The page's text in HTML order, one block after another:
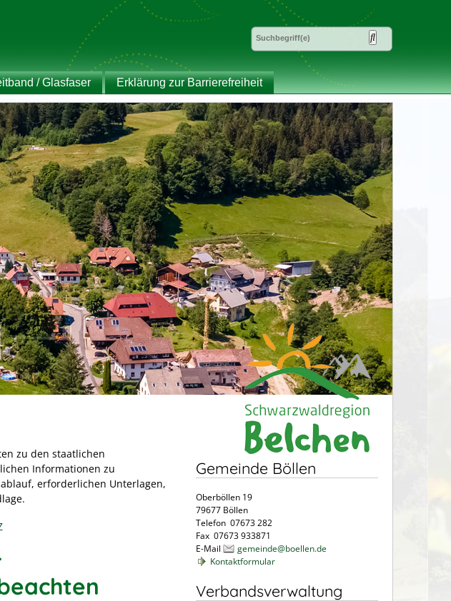
/ Glasfaser Erklärung zur Barrierefreiheit
zu den staatlichen
Informationen zu
erforderlichen Unterlagen,
Gemeinde Böllen
Oberböllen 19
79677 Böllen
Telefon 07673 282
Fax 07673 933871
E-Mail
gemeinde@boellen.de
Kontaktformular
Verbandsverwaltung